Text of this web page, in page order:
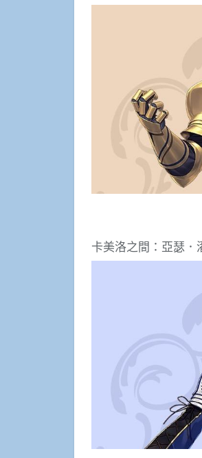
卡美洛之間：亞瑟．